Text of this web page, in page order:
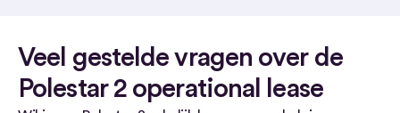
Veel gestelde vragen over de
Polestar 2 operational lease